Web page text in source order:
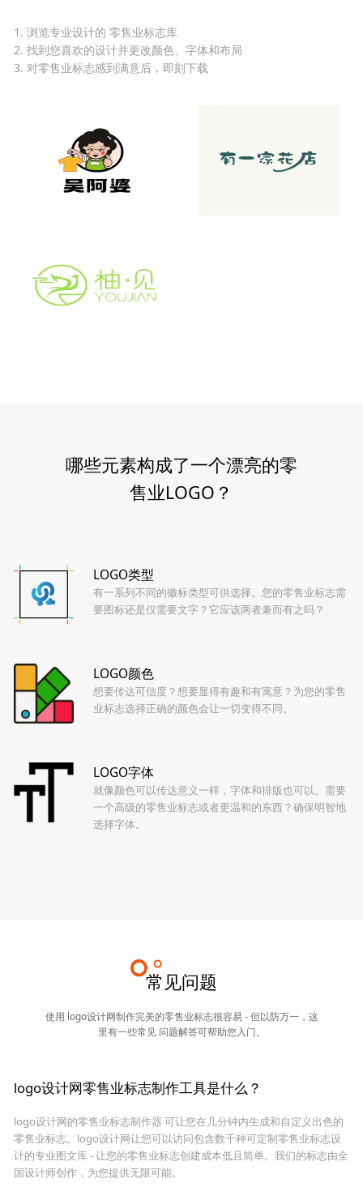
1. 浏览专业设计的 零售业标志库
2. 找到您喜欢的设计并更改颜色、字体和布局
3. 对零售业标志感到满意后，即刻下载
哪些元素构成了一个漂亮的零
售业LOGO？
LOGO类型
有一系列不同的徽标类型可供选择。您的零售业标志需
要图标还是仅需要文字？它应该两者兼而有之吗？
LOGO颜色
想要传达可信度？想要显得有趣和有寓意？为您的零售
业标志选择正确的颜色会让一切变得不同。
LOGO字体
就像颜色可以传达意义一样，字体和排版也可以。需要
一个高级的零售业标志或者更温和的东西？确保明智地
选择字体。
常见问题
使用 logo设计网制作完美的零售业标志很容易 - 但以防万一，这
里有一些常见 问题解答可帮助您入门。
logo设计网零售业标志制作工具是什么？
logo设计网的零售业标志制作器 可让您在几分钟内生成和自定义出色的
零售业标志。logo设计网让您可以访问包含数千种可定制零售业标志设
计的专业图文库 - 让您的零售业标志创建成本低且简单。我们的标志由全
国设计师创作，为您提供无限可能。